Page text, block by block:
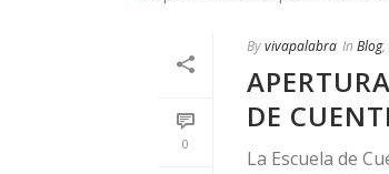
0
Byvivapalabra In Blog,
DE
La Escuela de